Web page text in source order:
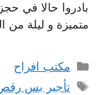
بادروا حالا في
متميزة و ليلة من
التصنيفات
مكتب افراح
الوسوم
تأجير بس